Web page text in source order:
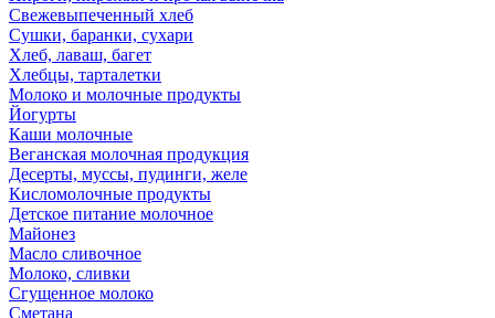
Свежевыпеченный хлеб
Сушки, баранки, сухари
Хлеб, лаваш, багет
Хлебцы, тарталетки
Молоко и молочные продукты
Йогурты
Каши молочные
Веганская молочная продукция
Десерты, муссы, пудинги, желе
Кисломолочные продукты
Детское питание молочное
Майонез
Масло сливочное
Молоко, сливки
Сгущенное молоко
Сметана